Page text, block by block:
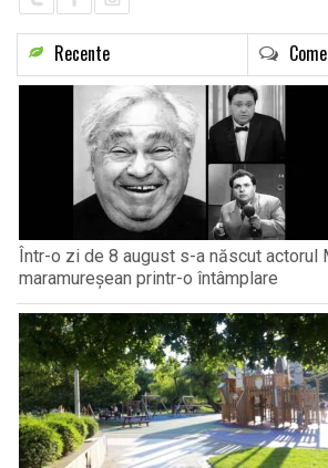
Recente
Într-o zi de 8 august s-a născut actorul
maramureșean printr-o întâmplare